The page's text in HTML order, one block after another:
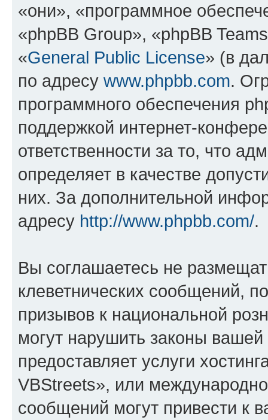
«они», «программное
«phpBB Group», «phpBB
«General Public License» (в
по адресу www.phpbb.com.
программного обеспечения
поддержкой интернет-
ответственности за то, что
определяет в качестве
них. За дополнительной
адресу http://www.phpbb.com/.
Вы соглашаетесь не
клеветнических сообщений,
призывов к национальной
могут нарушить законы
предоставляет услуги
VBStreets», или
сообщений могут привести к